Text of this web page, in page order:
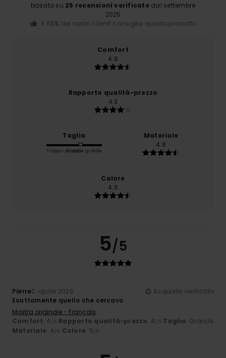
basato su 25 recensioni verificatedal settembre
2025
Il 68% dei nostri clienti consiglia questo prodotto
Comfort
4.8
Rapporto qualità-prezzo
4.3
Taglia
Troppo piccoloTroppo grande
Materiale
4.8
Colore
4.6
5/5
Pierre2. aprile 2026
Acquisto verificato
Esattamente quello che cercavo
Mostra originale - Français
Comfort: 4 /5 Rapporto qualità-prezzo: 4 /5 Taglia: Grande
Materiale: 4 /5 Colore: 5 /5